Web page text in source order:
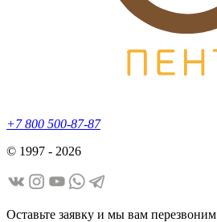
+7 800 500-87-87
© 1997 - 2026
Оставьте заявку и мы вам перезвоним